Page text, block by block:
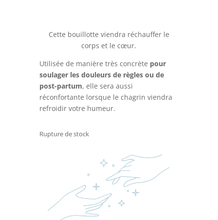
Cette bouillotte viendra réchauffer le
corps et le cœur.
Utilisée de manière très concrète pour
soulager les douleurs de règles ou de
post-partum, elle sera aussi
réconfortante lorsque le chagrin viendra
refroidir votre humeur.
Rupture de stock